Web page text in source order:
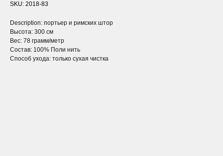
SKU: 2018-83
Description: портьер и римских штор
Высота: 300 см
Вес: 78 грамм/метр
Состав: 100% Поли нить
Способ ухода: только сухая чистка